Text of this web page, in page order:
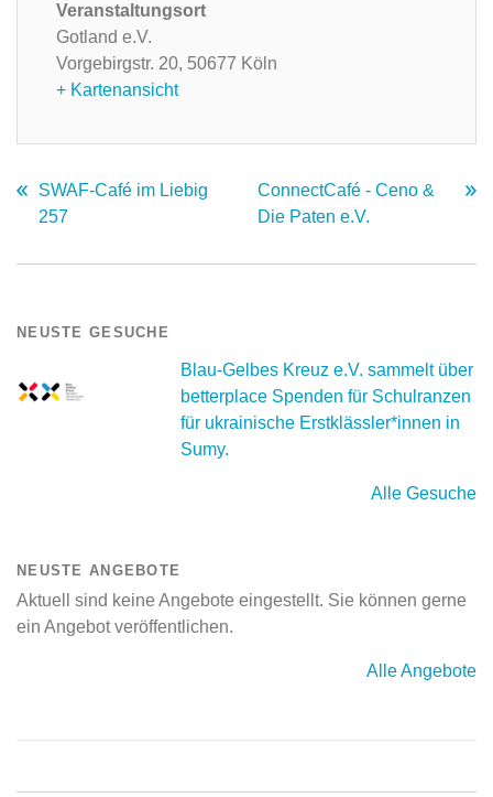
Veranstaltungsort
Gotland e.V.
Vorgebirgstr. 20, 50677 Köln
+ Kartenansicht
SWAF-Café im Liebig
257
ConnectCafé - Ceno &
Die Paten e.V.
NEUSTE GESUCHE
Blau-Gelbes Kreuz e.V. sammelt über
betterplace Spenden für Schulranzen
für ukrainische Erstklässler*innen in
Sumy.
Alle Gesuche
NEUSTE ANGEBOTE
Aktuell sind keine Angebote eingestellt. Sie können gerne
ein Angebot veröffentlichen.
Alle Angebote